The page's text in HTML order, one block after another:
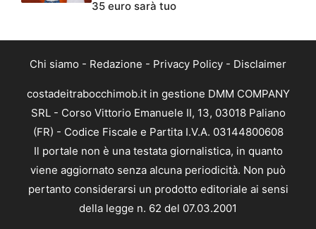
35 euro sarà tuo
Chi siamo - Redazione - Privacy Policy - Disclaimer
costadeitrabocchimob.it in gestione DMM COMPANY
SRL - Corso Vittorio Emanuele II, 13, 03018 Paliano
(FR) - Codice Fiscale e Partita I.V.A. 03144800608
Il portale non è una testata giornalistica, in quanto
viene aggiornato senza alcuna periodicità. Non può
pertanto considerarsi un prodotto editoriale ai sensi
della legge n. 62 del 07.03.2001